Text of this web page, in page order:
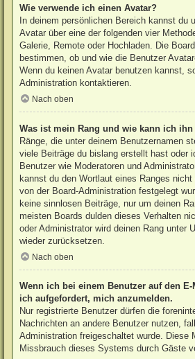
Wie verwende ich einen Avatar?
In deinem persönlichen Bereich kannst du
Avatar über eine der folgenden vier
Galerie, Remote oder Hochladen. Die
bestimmen, ob und wie die Benutzer
Wenn du keinen Avatar benutzen kannst,
Administration kontaktieren.
Nach oben
Was ist mein Rang und wie kann ich ihn
Ränge, die unter deinem Benutzernamen
viele Beiträge du bislang erstellt hast oder
Benutzer wie Moderatoren und
kannst du den Wortlaut eines Ranges
von der Board-Administration festgelegt
keine sinnlosen Beiträge, nur um deinen
meisten Boards dulden dieses Verhalten
oder Administrator wird deinen Rang unter
wieder zurücksetzen.
Nach oben
Wenn ich bei einem Benutzer auf den
ich aufgefordert, mich anzumelden.
Nur registrierte Benutzer dürfen die
Nachrichten an andere Benutzer nutzen,
Administration freigeschaltet wurde. Diese
Missbrauch dieses Systems durch Gäste